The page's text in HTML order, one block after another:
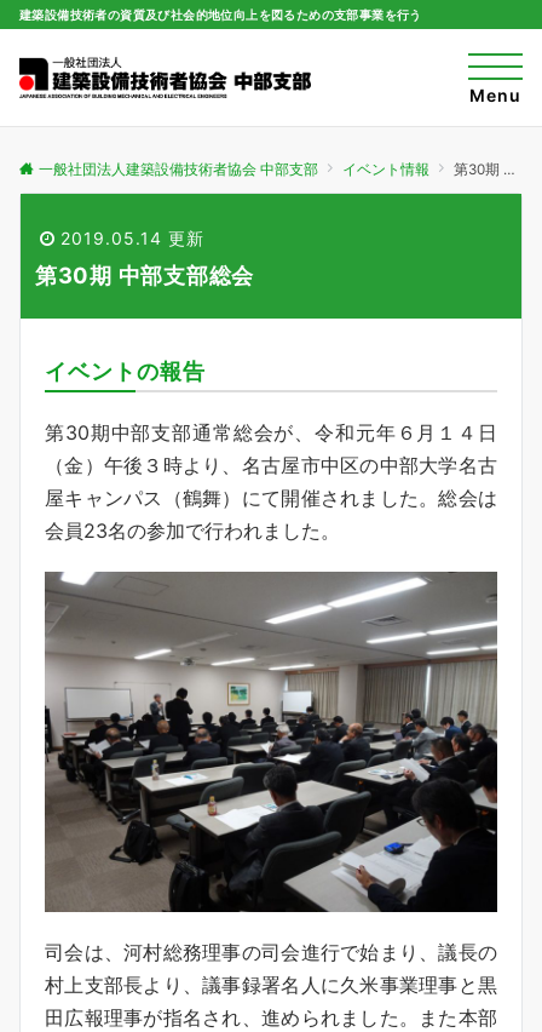
建築設備技術者の資質及び社会的地位向上を図るための支部事業を行う
t
o
g
n
o
Menu
一般社団法人建築設備技術者協会 中部支部 イベント情報 第30期 中部支部総会
2019.05.14 更新
第30期 中部支部総会
イベントの報告
第30期中部支部通常総会が、令和元年６月１４日
（金）午後３時より、名古屋市中区の中部大学名古
屋キャンパス（鶴舞）にて開催されました。総会は
会員23名の参加で行われました。
司会は、河村総務理事の司会進行で始まり、議長の
村上支部長より、議事録署名人に久米事業理事と黒
田広報理事が指名され、進められました。また本部